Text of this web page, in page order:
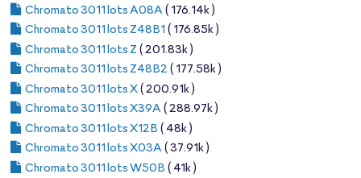
Chromato 3011 lots A08A ( 176.14k )
Chromato 3011 lots Z48B1 ( 176.85k )
Chromato 3011 lots Z ( 201.83k )
Chromato 3011 lots Z48B2 ( 177.58k )
Chromato 3011 lots X( 200.91k )
Chromato 3011 lots X39A( 288.97k )
Chromato 3011 lots X12B ( 48k )
Chromato 3011 lots X03A( 37.91k )
Chromato 3011 lots W50B ( 41k )